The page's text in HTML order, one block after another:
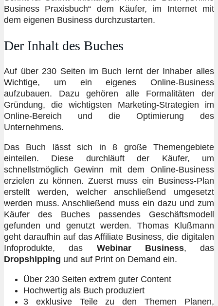
Business Praxisbuch“ dem Käufer, im Internet mit
dem eigenen Business durchzustarten.
Der Inhalt des Buches
Auf über 230 Seiten im Buch lernt der Inhaber alles
Wichtige, um ein eigenes Online-Business
aufzubauen. Dazu gehören alle Formalitäten der
Gründung, die wichtigsten Marketing-Strategien im
Online-Bereich und die Optimierung des
Unternehmens.
Das Buch lässt sich in 8 große Themengebiete
einteilen. Diese durchläuft der Käufer, um
schnellstmöglich Gewinn mit dem Online-Business
erzielen zu können. Zuerst muss ein Business-Plan
erstellt werden, welcher anschließend umgesetzt
werden muss. Anschließend muss ein dazu und zum
Käufer des Buches passendes Geschäftsmodell
gefunden und genutzt werden. Thomas Klußmann
geht daraufhin auf das Affiliate Business, die digitalen
Infoprodukte, das Webinar Business, das
Dropshipping und auf Print on Demand ein.
Über 230 Seiten extrem guter Content
Hochwertig als Buch produziert
3 exklusive Teile zu den Themen Planen,